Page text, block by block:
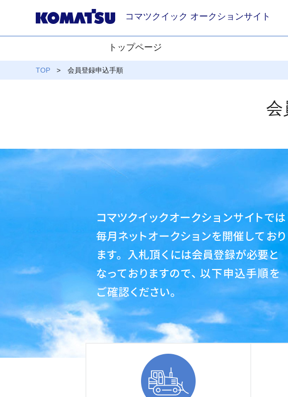
コマツクイック オークションサイト
トップページ
TOP 会員登録申込手順
会